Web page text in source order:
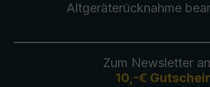
Altgeräterücknahme
Zum Newsletter
10,-€